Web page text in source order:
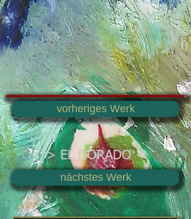
> EL DORADO <
vorheriges Werk
nächstes Werk